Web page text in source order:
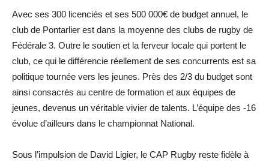
Avec ses 300 licenciés et ses 500 000€ de budget annuel, le
club de Pontarlier est dans la moyenne des clubs de rugby de
Fédérale 3. Outre le soutien et la ferveur locale qui portent le
club, ce qui le différencie réellement de ses concurrents est sa
politique tournée vers les jeunes. Près des 2/3 du budget sont
ainsi consacrés au centre de formation et aux équipes de
jeunes, devenus un véritable vivier de talents. L’équipe des -16
évolue d’ailleurs dans le championnat National.
Sous l’impulsion de David Ligier, le CAP Rugby reste fidèle à